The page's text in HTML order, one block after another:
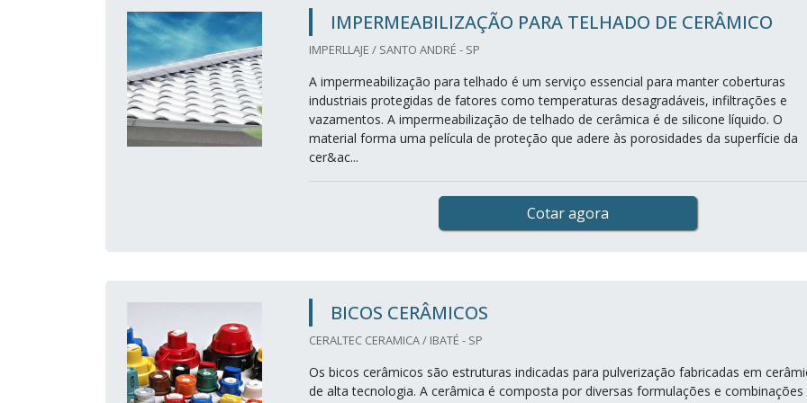
IMPERMEABILIZAÇÃO PARA TELHADO DE CERÂMICO
IMPERLLAJE / SANTO ANDRÉ - SP
A impermeabilização para telhado é um serviço essencial para manter coberturas
industriais protegidas de fatores como temperaturas desagradáveis, infiltrações e
vazamentos. A impermeabilização de telhado de cerâmica é de silicone líquido. O
material forma uma película de proteção que adere às porosidades da superfície da
cer&ac...
Cotar agora
BICOS CERÂMICOS
CERALTEC CERAMICA / IBATÉ - SP
Os bicos cerâmicos são estruturas indicadas para pulverização fabricadas em
de alta tecnologia. A cerâmica é composta por diversas formulações e combinações